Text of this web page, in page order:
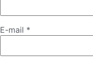
E-mail *